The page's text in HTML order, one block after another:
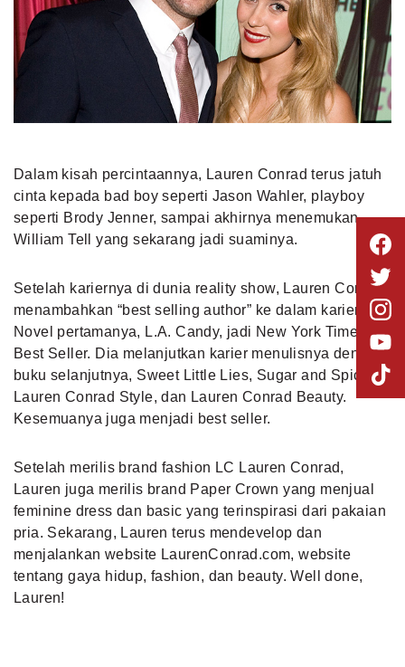
Dalam kisah percintaannya, Lauren Conrad terus jatuh
cinta kepada bad boy seperti Jason Wahler, playboy
seperti Brody Jenner, sampai akhirnya menemukan
William Tell yang sekarang jadi suaminya.
Setelah kariernya di dunia reality show, Lauren Conrad
menambahkan “best selling author” ke dalam kariernya.
Novel pertamanya, L.A. Candy, jadi New York Times
Best Seller. Dia melanjutkan karier menulisnya dengan
buku selanjutnya, Sweet Little Lies, Sugar and Spice,
Lauren Conrad Style, dan Lauren Conrad Beauty.
Kesemuanya juga menjadi best seller.
Setelah merilis brand fashion LC Lauren Conrad,
Lauren juga merilis brand Paper Crown yang menjual
feminine dress dan basic yang terinspirasi dari pakaian
pria. Sekarang, Lauren terus mendevelop dan
menjalankan website LaurenConrad.com, website
tentang gaya hidup, fashion, dan beauty. Well done,
Lauren!